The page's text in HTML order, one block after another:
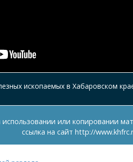
ископаемых в Хабаровском
или копировании
ссылка на сайт http://